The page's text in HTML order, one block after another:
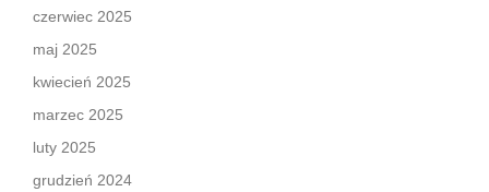
czerwiec 2025
maj 2025
kwiecień 2025
marzec 2025
luty 2025
grudzień 2024